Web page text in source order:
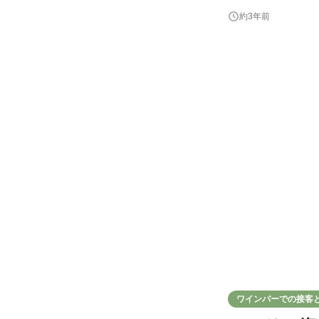
業同行、お客様へ
約3年前
ワインバーでの接客